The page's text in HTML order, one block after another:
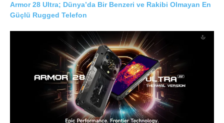
Armor 28 Ultra; Dünya’da Bir Benzeri ve Rakibi Olmayan En
Güçlü Rugged Telefon